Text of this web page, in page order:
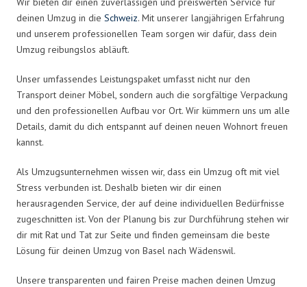
deinen Umzug in die Schweiz. Mit unserer langjährigen Erfahrung
und unserem professionellen Team sorgen wir dafür, dass dein
Umzug reibungslos abläuft.
Unser umfassendes Leistungspaket umfasst nicht nur den
Transport deiner Möbel, sondern auch die sorgfältige Verpackung
und den professionellen Aufbau vor Ort. Wir kümmern uns um alle
Details, damit du dich entspannt auf deinen neuen Wohnort freuen
kannst.
Als Umzugsunternehmen wissen wir, dass ein Umzug oft mit viel
Stress verbunden ist. Deshalb bieten wir dir einen
herausragenden Service, der auf deine individuellen Bedürfnisse
zugeschnitten ist. Von der Planung bis zur Durchführung stehen wir
dir mit Rat und Tat zur Seite und finden gemeinsam die beste
Lösung für deinen Umzug von Basel nach Wädenswil.
Unsere transparenten und fairen Preise machen deinen Umzug